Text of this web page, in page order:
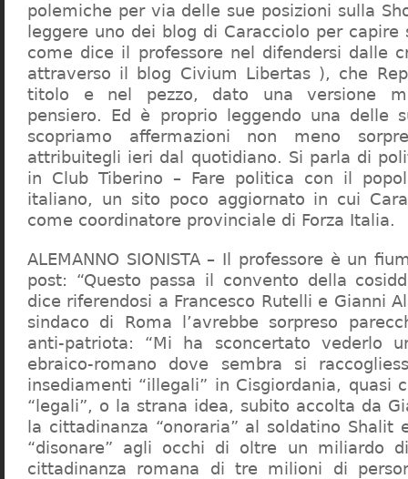
polemiche per via delle sue posizioni sulla
leggere uno dei blog di Caracciolo per
come dice il professore nel difendersi dalle
attraverso il blog Civium Libertas ), che
titolo e nel pezzo, dato una versione
pensiero. Ed è proprio leggendo una delle
scopriamo affermazioni non meno
attribuitegli ieri dal quotidiano. Si parla di
in Club Tiberino – Fare politica con il
italiano, un sito poco aggiornato in cui
come coordinatore provinciale di Forza Italia.
ALEMANNO SIONISTA – Il professore è un
post: “Questo passa il convento della
dice riferendosi a Francesco Rutelli e Gianni
sindaco di Roma l’avrebbe sorpreso
anti-patriota: “Mi ha sconcertato vederlo
ebraico-romano dove sembra si
insediamenti “illegali” in Cisgiordania, quasi
“legali”, o la strana idea, subito accolta da
la cittadinanza “onoraria” al soldatino Shalit
“disonare” agli occhi di oltre un miliardo
cittadinanza romana di tre milioni di